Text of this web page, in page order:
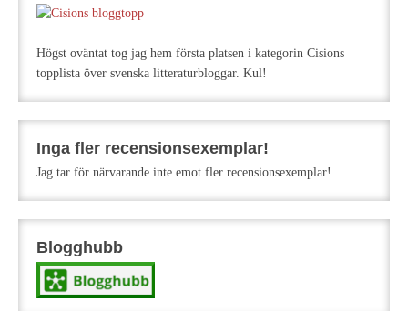
Högst oväntat tog jag hem första platsen i kategorin Cisions
topplista över svenska litteraturbloggar. Kul!
Inga fler recensionsexemplar!
Jag tar för närvarande inte emot fler recensionsexemplar!
Blogghubb